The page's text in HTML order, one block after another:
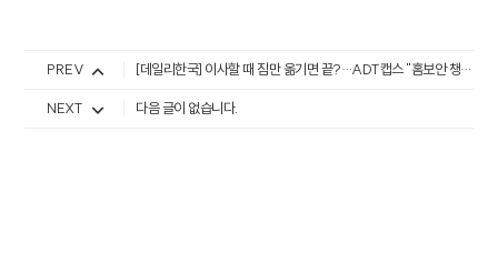
PREV [데일리한국] 이사할 때 짐만 옮기면 끝?…ADT캡스 "홈보안 챙기세요"
NEXT 다음 글이 없습니다.